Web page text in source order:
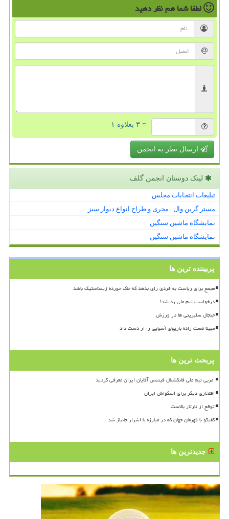
لطفا شما همنظر دهید
= ۳ بعلاوه ۱
ارسال نظر به انجمن
لینک دوستان انجمن گلف
تبلیغات انتخابات مجلس
مستر گرین وال | مجری و طراح انواع دیوار سبز
نمایشگاه ماشین سنگین
نمایشگاه ماشین سنگین
پربیننده ترین ها
مجمع برای ریاست به فردی رای بدهد که خاک خورده ژیمناستیک باشد
درخواست تیم ملی رد شد!
جنجال سلبریتی ها در ورزش
مبینا نعمت زاده بازیهای آسیایی را از دست داد
پربحث ترین ها
افتخاری دیگر برای اسکواش ایران
توقع از تارتار بالاست
گفتگو با قهرمان جهان که در مبارزه با اشرار جانباز شد
جدیدترین ها